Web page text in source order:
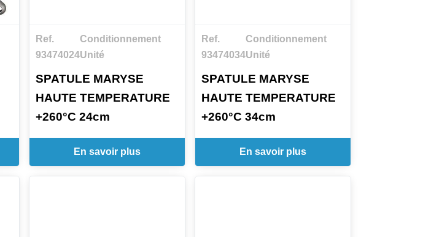
Ref.
93474024
Conditionnement
Unité
SPATULE MARYSE
HAUTE TEMPERATURE
+260°C 24cm
En savoir plus
Ref.
93474034
Conditionnement
Unité
SPATULE MARYSE
HAUTE TEMPERATURE
+260°C 34cm
En savoir plus